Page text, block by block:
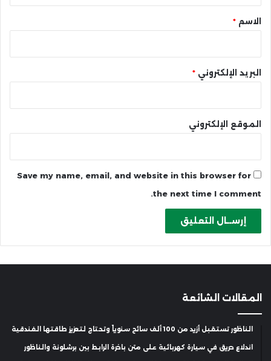
* الاسم *
البريد الإلكتروني *
الموقع الإلكتروني
Save my name, email, and website in this browser for
the next time I comment.
المقالات الشائعة
الناظور تستقبل أزيد من 100 ألف سائح سنوياً وتحتاج لتعزيز طاقتها الفندقية
اندلاع حريق في سيارة كهربائية على متن باخرة الرابط بين برشلونة والناظور